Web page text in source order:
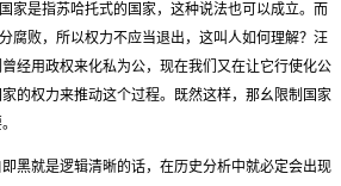
家是指苏哈托式的国家，这种说法也可以成立。而
腐败，所以权力不应当退出，这叫人如何理解？汪
经用政权来化私为公，现在我们又在让它行使化公
的权力来推动这个过程。既然这样，那幺限制国家
黑就是逻辑清晰的话，在历史分析中就必定会出现